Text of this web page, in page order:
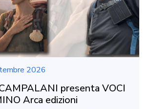
2026
presenta VOCI
Arca edizioni